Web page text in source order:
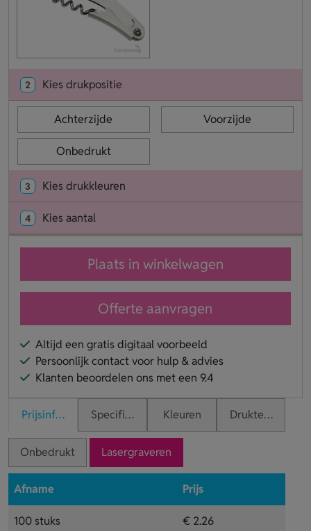
2 Kies drukpositie
Achterzijde Voorzijde
Onbedrukt
3 Kies drukkleuren
4 Kies aantal
Plaats in winkelwagen
Offerte aanvragen
Altijd een gratis digitaal voorbeeld
Persoonlijk contact voor hulp & advies
Klanten beoordelen ons met een 9.4
PrijsinformatieSpecificaties Kleuren Druktechnieken
Onbedrukt Lasergraveren
Afname Prijs
100 stuks € 2.26